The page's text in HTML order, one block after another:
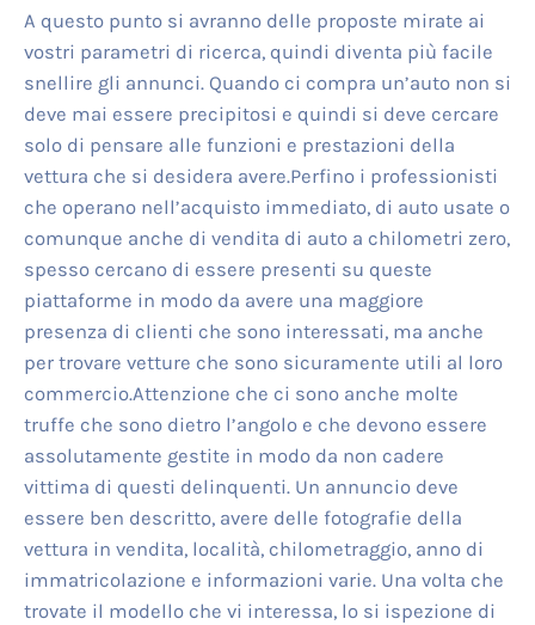
A questo punto si avranno delle proposte mirate ai
vostri parametri di ricerca, quindi diventa più facile
snellire gli annunci. Quando ci compra un’auto non si
deve mai essere precipitosi e quindi si deve cercare
solo di pensare alle funzioni e prestazioni della
vettura che si desidera avere.Perfino i professionisti
che operano nell’acquisto immediato, di auto usate o
comunque anche di vendita di auto a chilometri zero,
spesso cercano di essere presenti su queste
piattaforme in modo da avere una maggiore
presenza di clienti che sono interessati, ma anche
per trovare vetture che sono sicuramente utili al loro
commercio.Attenzione che ci sono anche molte
truffe che sono dietro l’angolo e che devono essere
assolutamente gestite in modo da non cadere
vittima di questi delinquenti. Un annuncio deve
essere ben descritto, avere delle fotografie della
vettura in vendita, località, chilometraggio, anno di
immatricolazione e informazioni varie. Una volta che
trovate il modello che vi interessa, lo si ispezione di